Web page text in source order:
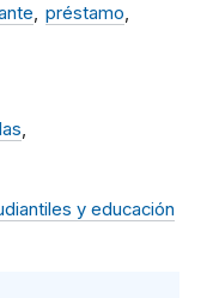
préstamo
y educación